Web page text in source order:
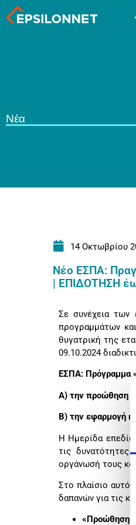
Νέα
14 Οκτωβρίου
Νέο ΕΣΠΑ:
| ΕΠΙΔΟΤΗΣΗ
Σε συνέχεια των
προγραμμάτων
θυγατρική της
09.10.2024
ΕΣΠΑ: Πρόγραμμα
Α) την προώθηση
Β) την εφαρμογή
Η Ημερίδα
τις δυνατότητες
οργάνωσή τους
Στο πλαίσιο
δαπανών για τις
«Προώθηση